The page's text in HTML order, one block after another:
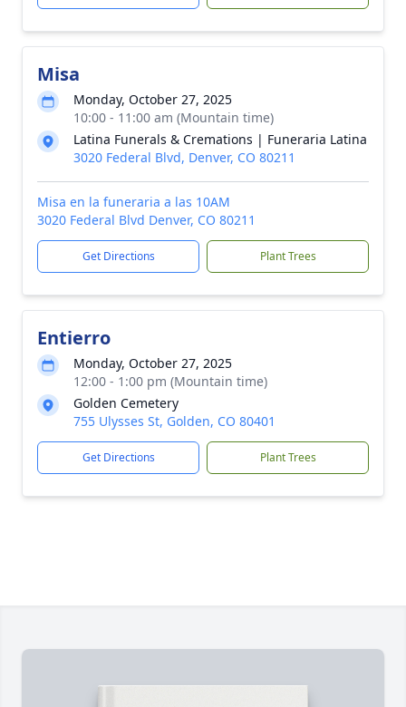
Misa
Monday, October 27, 2025
10:00 - 11:00 am (Mountain time)
Latina Funerals & Cremations | Funeraria Latina
3020 Federal Blvd, Denver, CO 80211
Misa en la funeraria a las 10AM
3020 Federal Blvd Denver, CO 80211
Get Directions Plant Trees
Entierro
Monday, October 27, 2025
12:00 - 1:00 pm (Mountain time)
Golden Cemetery
755 Ulysses St, Golden, CO 80401
Get Directions Plant Trees